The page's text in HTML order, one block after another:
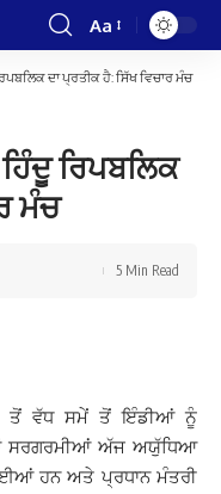
Font
Resizer
Aa
ਦਾ ਪ੍ਰਤੀਕ ਹੈ: ਸਿੱਖ ਵਿਚਾਰ ਮੰਚ
ਰਿਪਬਲਿਕ
ਮੰਚ
5 Min Read
ਤੋਂ ਵੱਧ ਸਮੇਂ ਤੋਂ ਇੰਡੀਆਂ ਨੂੰ
ਸਰਗਰਮੀਆਂ ਅੱਜ ਅਯੁੱਧਿਆ
ਹਨ ਅਤੇ ਪ੍ਰਧਾਨ ਮੰਤਰੀ